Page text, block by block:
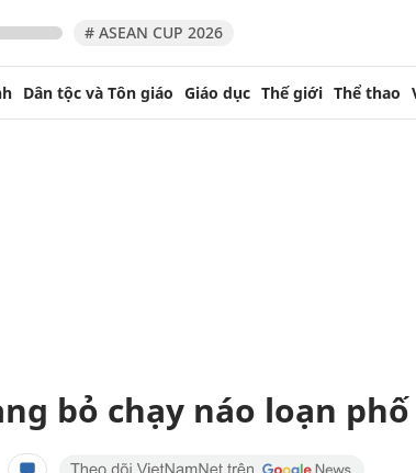
# ASEAN CUP 2026
Dân tộc và Tôn giáo Giáo dục Thế giới Thể thao
bỏ chạy náo loạn phố